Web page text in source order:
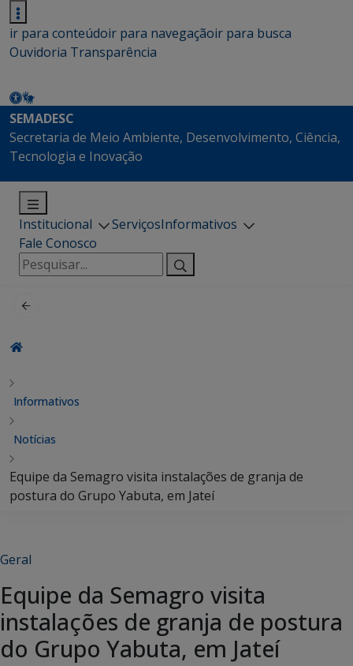
ir para conteúdoir para navegaçãoir para busca
Ouvidoria Transparência
SEMADESC
Secretaria de Meio Ambiente, Desenvolvimento, Ciência,
Tecnologia e Inovação
Institucional ServiçosInformativos
Fale Conosco
Pesquisar
por:
Informativos
Notícias
Equipe da Semagro visita instalações de granja de
postura do Grupo Yabuta, em Jateí
Geral
Equipe da Semagro visita
instalações de granja de postura
do Grupo Yabuta, em Jateí